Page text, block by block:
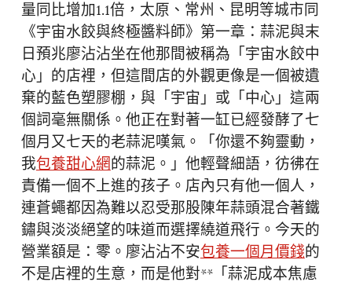
量同比增加1.1倍，太原、常州、昆明等城市同
《宇宙水餃與終極醬料師》第一章：蒜泥與末
日預兆廖沾沾坐在他那間被稱為「宇宙水餃中
心」的店裡，但這間店的外觀更像是一個被遺
棄的藍色塑膠棚，與「宇宙」或「中心」這兩
個詞毫無關係。他正在對著一缸已經發酵了七
個月又七天的老蒜泥嘆氣。「你還不夠靈動，
我包養甜心網的蒜泥。」他輕聲細語，彷彿在
責備一個不上進的孩子。店內只有他一個人，
連蒼蠅都因為難以忍受那股陳年蒜頭混合著鐵
鏽與淡淡絕望的味道而選擇繞道飛行。今天的
營業額是：零。廖沾沾不安包養一個月價錢的
不是店裡的生意，而是他對**「蒜泥成本焦慮